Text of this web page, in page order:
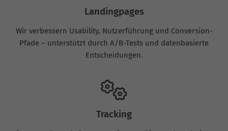
Landingpages
Wir verbessern Usability, Nutzerführung und Conversion-
Pfade – unterstützt durch A/B-Tests und datenbasierte
Entscheidungen.
Tracking